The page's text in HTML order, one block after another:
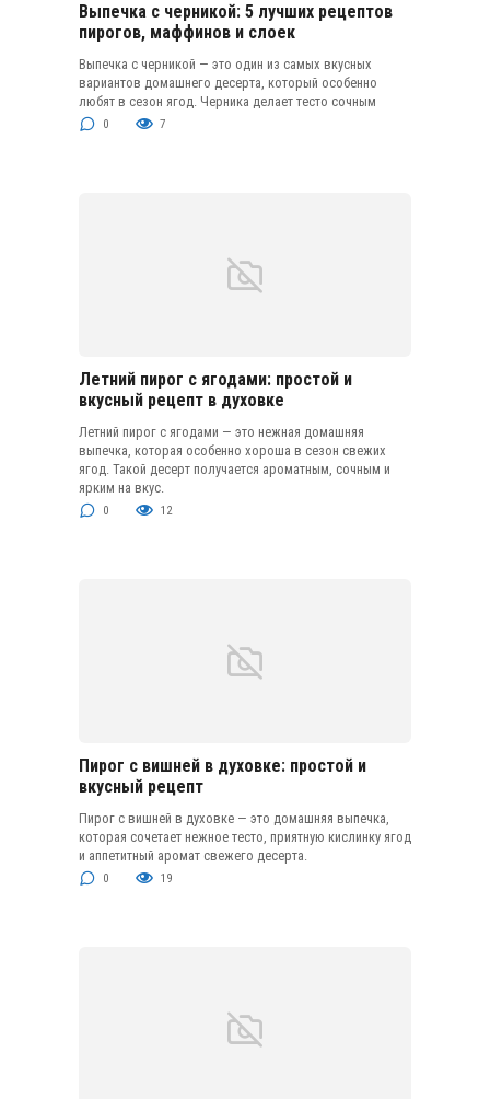
Выпечка с черникой: 5 лучших рецептов
пирогов, маффинов и слоек
Выпечка с черникой — это один из самых вкусных
вариантов домашнего десерта, который особенно
любят в сезон ягод. Черника делает тесто сочным
0 7
Летний пирог с ягодами: простой и
вкусный рецепт в духовке
Летний пирог с ягодами — это нежная домашняя
выпечка, которая особенно хороша в сезон свежих
ягод. Такой десерт получается ароматным, сочным и
ярким на вкус.
0 12
Пирог с вишней в духовке: простой и
вкусный рецепт
Пирог с вишней в духовке — это домашняя выпечка,
которая сочетает нежное тесто, приятную кислинку ягод
и аппетитный аромат свежего десерта.
0 19